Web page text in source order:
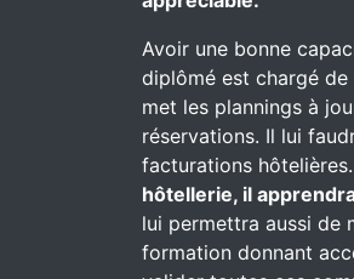
Avoir une bonne
diplômé est chargé de
met les plannings à
réservations. Il lui
facturations hôtelières.
hôtellerie, il
lui permettra aussi de
formation donnant